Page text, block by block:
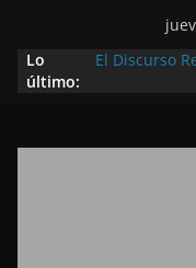
Lo
último:
El Discurso
Extranjero: